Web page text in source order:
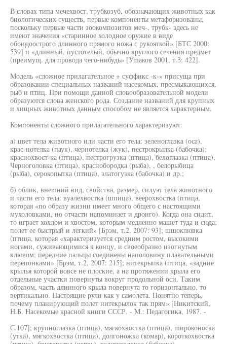
В словах типа мечехвост, трубкозуб, обозначающих животных как
биологических существ, первые компоненты метафоризованы,
поскольку первые части зоокомпозитов меч-, трубк- здесь не
имеют значения «старинное холодное оружие в виде
обоюдоострого длинного прямого ножа с рукояткой» [БТС 2000:
539] и «длинный, пустотелый, обычно круглого сечения предмет
(преимущ. для провода чего-нибудь» [Ушаков 2001, т.З: 422].
Модель «сложное прилагательное + суффикс -к-» присуща при
образовании специальных названий насекомых, пресмыкающихся,
рыб и птиц. При помощи данной словообразовательной модели
образуются слова женского рода. Создание названий для крупных
и хищных животных данным способом не является характерным.
Компоненты сложного прилагательного характеризуют:
а) цвет тела животного или части его тела: зеленоглазка (оса),
крас-нотелка (паук), чернотелка (жук), пестрокрылка (бабочка);
краснохвост-ка (птица), пестрогрузка (птица), белоглазка (птица),
Черноголовка (птица), краснобородка (рыба), , белорыбица
(рыба), серокопытка (птица), златогузка (бабочка) и др.;
б) облик, внешний вид, свойства, размер, силуэт тела животного
и части его тела: вуалехвостка (шпица), веерохвостка (птица,
которая «по образу жизни имеет много общего с настоящими
мухоловками, но отчасти напоминает и дронго). Когда она сидит,
то играет хохлом и хвостом, которым медленно машет туда и сюда;
полет ее быстрый и легкий» [Брэм, т.2, 2007: 93]; шшоклювка
(птица, которая «характеризуется средним ростом, высокими
ногами, суживающимися к концу, и своеобразно изогнутым
клювом; передние пальцы соединены наполовину плавательными
перепонками» [Брэм, т.2, 2007: 215]; нитекрыпка (птица, «задние
крылья которой вовсе не плоские, а на протяжении крыла его
отдельные участки повернуты вокруг продольной оси. Таким
образом, часть длинного крыла повернута то горизонтально, то
вертикально. Настоящие рули как у самолета. Понятно теперь,
почему планирующий полет нитекрылок так прям» [Никитский,
Н.Б. Насекомые красной книги СССР. - М.: Педагогика, 1987. -
С.107]; крупноглазка (птица), мягкохвостка (птица), широконоска
(утка), мягкохвостка (птица), долгоножка (комар), короткохвостка